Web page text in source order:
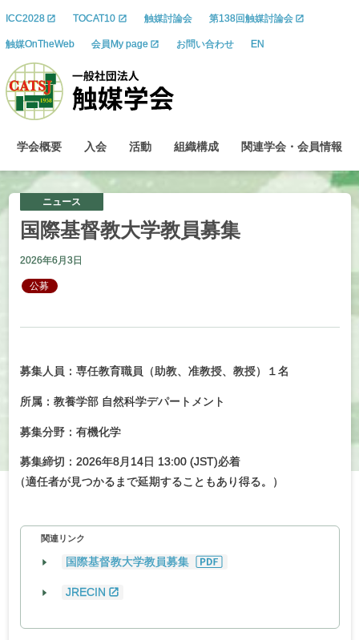
ICC2028 TOCAT10 触媒討論会 第138回触媒討論会
触媒OnTheWeb 会員My page お問い合わせ EN
学会概要 入会 活動 組織構成 関連学会 ・ 会員情報
ニュース
国際基督教大学教員募集
2026年6月3日
公募
募集人員：専任教育職員（助教、准教授、教授）１名
所属：教養学部 自然科学デパートメント
募集分野：有機化学
募集締切：2026年8月14日 13:00 (JST)必着
（適任者が見つかるまで延期することもあり得る。）
関連リンク
国際基督教大学教員募集
JRECIN